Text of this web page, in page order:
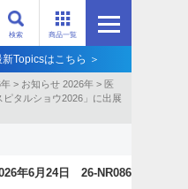
商品一覧
検索
Topicsはこちら ＞
> お知らせ 2026年 > 医
タルショウ2026」に出展
年6月24日 26-NR086